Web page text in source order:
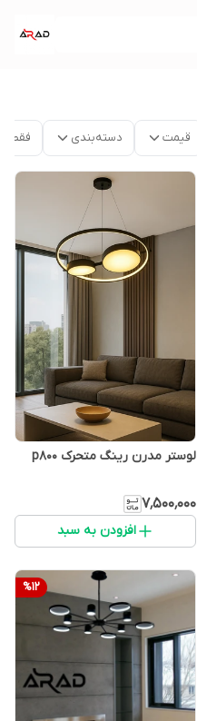
قیمت دسته‌بندی فقط
لوستر مدرن رینگ متحرک p800
۷٬۵۰۰٬۰۰۰
افزودن به سبد
%12